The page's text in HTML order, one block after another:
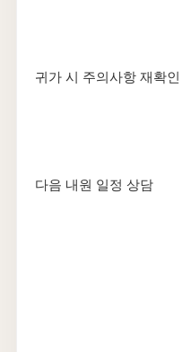
귀가 시 주의사항 재확인
다음 내원 일정 상담